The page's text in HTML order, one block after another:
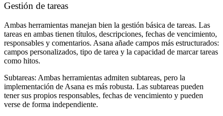
Gestión de tareas
Ambas herramientas manejan bien la gestión básica de tareas. Las
tareas en ambas tienen títulos, descripciones, fechas de vencimiento,
responsables y comentarios. Asana añade campos más estructurados:
campos personalizados, tipo de tarea y la capacidad de marcar tareas
como hitos.
Subtareas: Ambas herramientas admiten subtareas, pero la
implementación de Asana es más robusta. Las subtareas pueden
tener sus propios responsables, fechas de vencimiento y pueden
verse de forma independiente.